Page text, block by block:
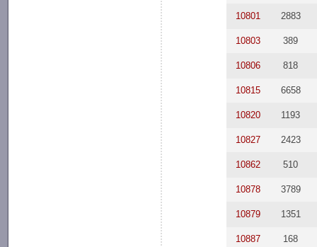
10801 2883
10803 389
10806 818
10815 6658
10820 1193
10827 2423
10862 510
10878 3789
10879 1351
10887 168